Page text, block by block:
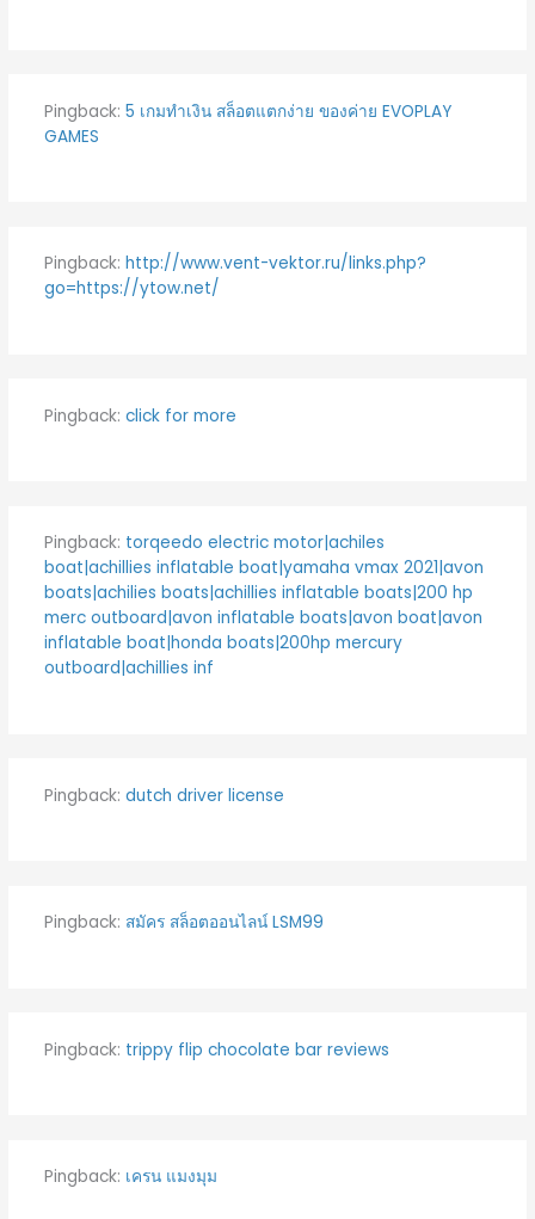
Pingback: 5 เกมทำเงิน สล็อตแตกง่าย ของค่าย EVOPLAY
GAMES
Pingback: http://www.vent-vektor.ru/links.php?
go=https://ytow.net/
Pingback: click for more
Pingback: torqeedo electric motor|achiles
boat|achillies inflatable boat|yamaha vmax 2021|avon
boats|achilies boats|achillies inflatable boats|200 hp
merc outboard|avon inflatable boats|avon boat|avon
inflatable boat|honda boats|200hp mercury
outboard|achillies inf
Pingback: dutch driver license
Pingback: สมัคร สล็อตออนไลน์ LSM99
Pingback: trippy flip chocolate bar reviews
Pingback: เครน แมงมุม